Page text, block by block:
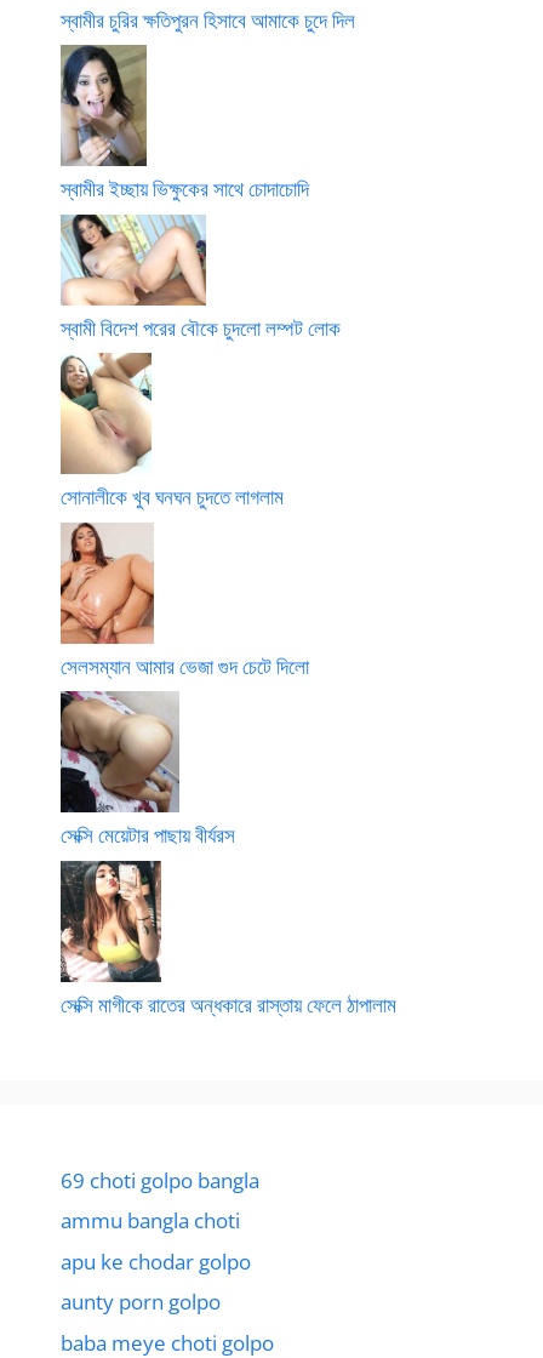
স্বামীর চুরির ক্ষতিপুরন হিসাবে আমাকে চুদে দিল
স্বামীর ইচ্ছায় ভিক্ষুকের সাথে চোদাচোদি
স্বামী বিদেশ পরের বৌকে চুদলো লম্পট লোক
সোনালীকে খুব ঘনঘন চুদতে লাগলাম
সেলসম্যান আমার ভেজা গুদ চেটে দিলো
সেক্সি মেয়েটার পাছায় বীর্যরস
সেক্সি মাগীকে রাতের অন্ধকারে রাস্তায় ফেলে ঠাপালাম
69 choti golpo bangla
ammu bangla choti
apu ke chodar golpo
aunty porn golpo
baba meye choti golpo